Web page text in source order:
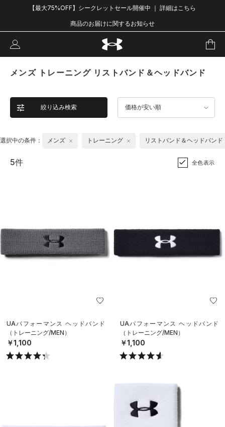
【最大75%OFF】シークレットセール開催中 ｜ 詳細はこちら
商品のお届けに関するお知らせ
メンズ トレーニング リストバンド＆ヘッドバンド
絞り込み検索 価格が安い順
選択中の条件： メンズ トレーニング リストバンド＆ヘッドバンド
5件 全色表示
UAパフォーマンス ヘッドバンド
（トレーニング/MEN）
￥1,100
UAパフォーマンス ヘッドバンド
（トレーニング/MEN）
￥1,100